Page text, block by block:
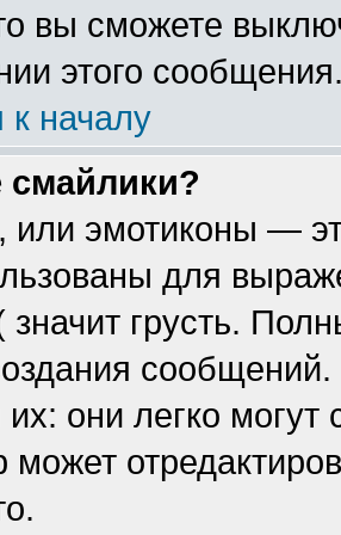
вы сможете
этого
к началу
смайлики?
эмотиконы —
для
значит грусть.
сообщений.
их: они легко
может